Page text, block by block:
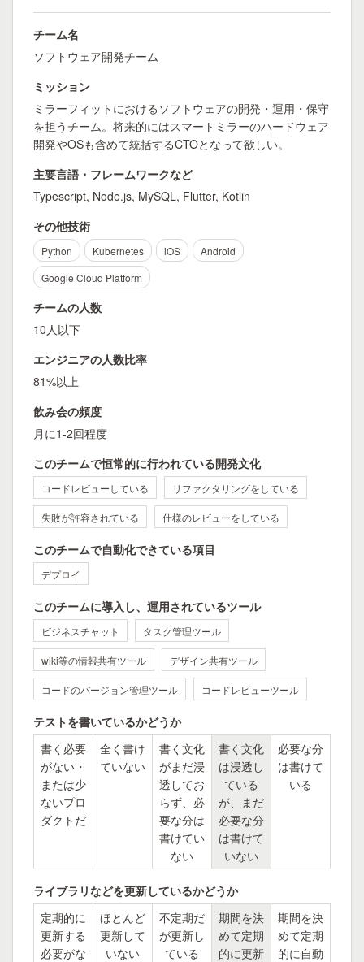
チーム名
ソフトウェア開発チーム
ミッション
ミラーフィットにおけるソフトウェアの開発・運用・保守
を担うチーム。将来的にはスマートミラーのハードウェア
開発やOSも含めて統括するCTOとなって欲しい。
主要言語・フレームワークなど
Typescript, Node.js, MySQL, Flutter, Kotlin
その他技術
Python Kubernetes iOS
Android
Google Cloud Platform
チームの人数
10人以下
エンジニアの人数比率
81%以上
飲み会の頻度
月に1-2回程度
このチームで恒常的に行われている開発文化
コードレビューしている リファクタリングをしている
失敗が許容されている 仕様のレビューをしている
このチームで自動化できている項目
デプロイ
このチームに導入し、運用されているツール
ビジネスチャット タスク管理ツール
wiki等の情報共有ツール デザイン共有ツール
コードのバージョン管理ツール コードレビューツール
テストを書いているかどうか
書く必要
がない・
または少
ないプロ
ダクトだ
全く書け
ていない
書く文化
がまだ浸
透してお
らず、必
要な分は
書けてい
ない
書く文化
は浸透し
ている
が、まだ
必要な分
は書けて
いない
必要な分
は書けて
いる
ライブラリなどを更新しているかどうか
定期的に
更新する
必要がな
ほとんど
更新して
いない
不定期だ
が更新し
ている
期間を決
めて定期
的に更新
期間を決
めて定期
的に自動